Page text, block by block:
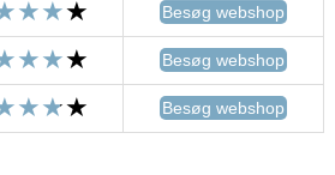
Besøg webshop
Besøg webshop
Besøg webshop